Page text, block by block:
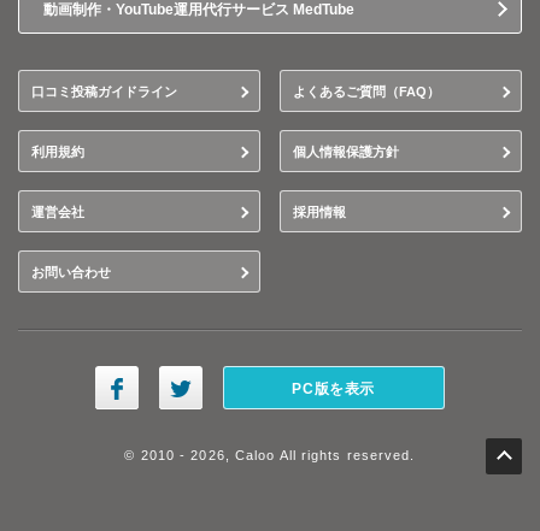
動画制作・YouTube運用代行サービス MedTube
口コミ投稿ガイドライン よくあるご質問（FAQ）
利用規約 個人情報保護方針
運営会社 採用情報
お問い合わせ
PC版を表示
© 2010 - 2026, Caloo All rights reserved.